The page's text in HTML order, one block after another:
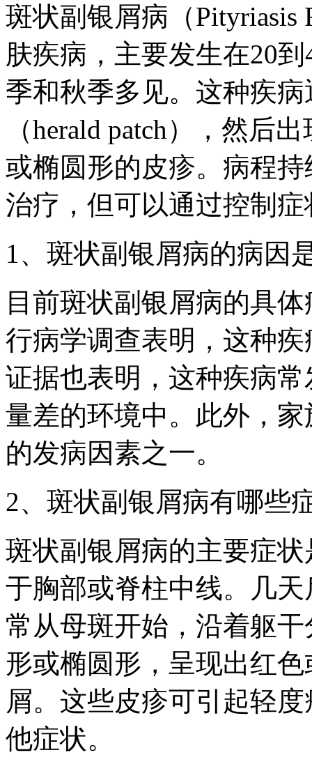
斑状副银屑病（Pityriasis
肤疾病，主要发生在20
季和秋季多见。这种疾
（herald patch），然后
或椭圆形的皮疹。病程
治疗，但可以通过控制
1、斑状副银屑病的病因
目前斑状副银屑病的具
行病学调查表明，这种
证据也表明，这种疾病
量差的环境中。此外，
的发病因素之一。
2、斑状副银屑病有哪些
斑状副银屑病的主要症
于胸部或脊柱中线。几
常从母斑开始，沿着躯
形或椭圆形，呈现出红
屑。这些皮疹可引起轻
他症状。